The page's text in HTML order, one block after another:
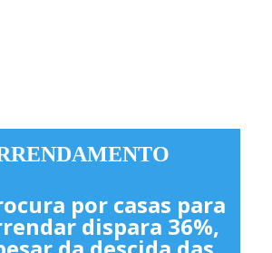
por casas para
dispara 36%,